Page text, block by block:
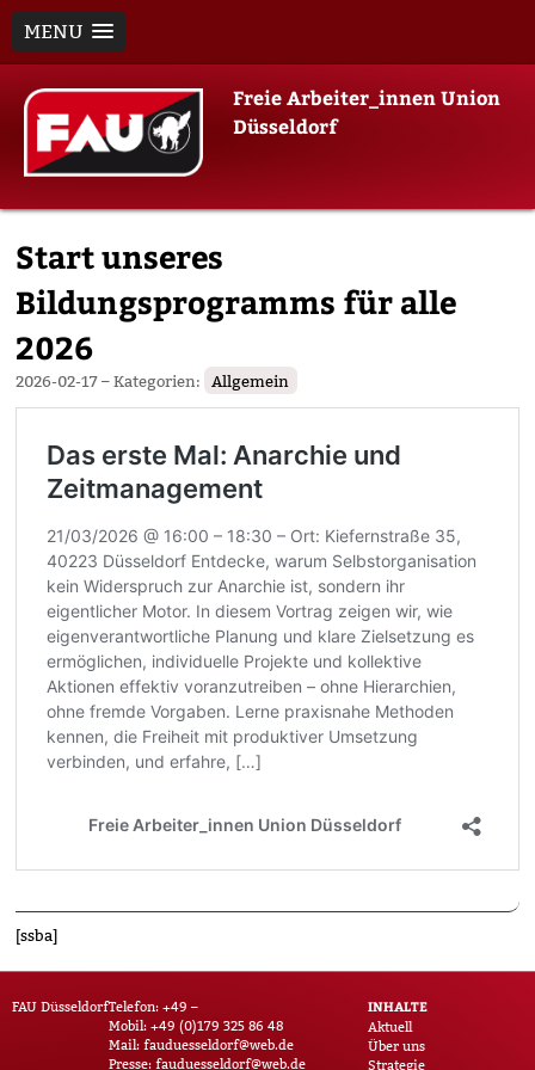
MENU
content
Freie Arbeiter_innen Union
Düsseldorf
Start unseres
Bildungsprogramms für alle
2026
2026-02-17– Kategorien: Allgemein
[ssba]
FAU DüsseldorfTelefon: +49 –
Mobil: +49 (0)179 325 86 48
Mail: fauduesseldorf@web.de
Presse: fauduesseldorf@web.de
INHALTE
Aktuell
Über uns
Strategie